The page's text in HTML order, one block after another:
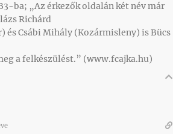
ba; „Az érkezők oldalán két név már
Richárd
és Csábi Mihály (Kozármisleny) is Bücs
a felkészülést.” (www.fcajka.hu)